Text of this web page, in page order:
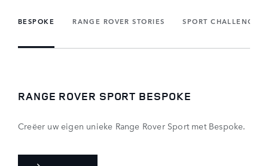
BESPOKE RANGE ROVER STORIES SPORT CHALLENGES
RANGE ROVER SPORT BESPOKE
Creëer uw eigen unieke Range Rover Sport met Bespoke.